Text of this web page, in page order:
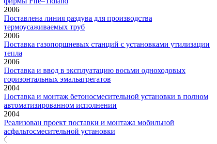
2006
Поставлена линия раздува для производства
термоусаживаемых труб
2006
Поставка газопоршневых станций с установками утилизации
тепла
2006
Поставка и ввод в эксплуатацию восьми одноходовых
горизонтальных эмальагрегатов
2004
Поставка и монтаж бетоносмесительной установки в полном
автоматизированном исполнении
2004
Реализован проект поставки и монтажа мобильной
асфальтосмесительной установки